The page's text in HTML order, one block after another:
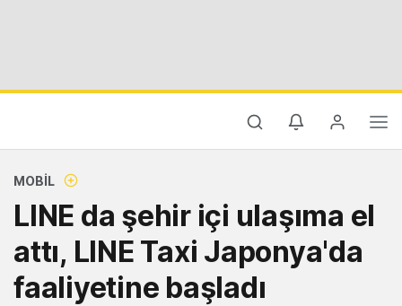
MOBIL
LINE da şehir içi ulaşıma el
attı, LINE Taxi Japonya'da
faaliyetine başladı